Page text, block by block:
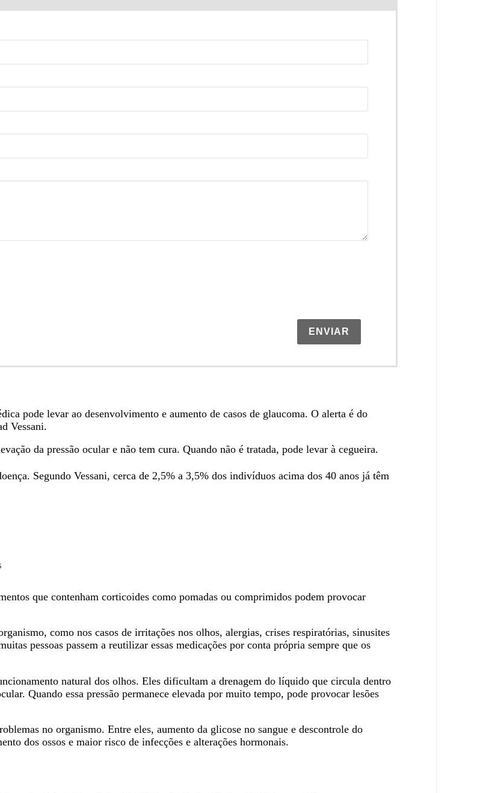
ENVIAR
pode levar ao desenvolvimento e aumento de casos de glaucoma. O alerta é do
Vessani.
da pressão ocular e não tem cura. Quando não é tratada, pode levar à cegueira.
Segundo Vessani, cerca de 2,5% a 3,5% dos indivíduos acima dos 40 anos já têm
que contenham corticoides como pomadas ou comprimidos podem provocar
como nos casos de irritações nos olhos, alergias, crises respiratórias, sinusites
pessoas passem a reutilizar essas medicações por conta própria sempre que os
natural dos olhos. Eles dificultam a drenagem do líquido que circula dentro
Quando essa pressão permanece elevada por muito tempo, pode provocar lesões
no organismo. Entre eles, aumento da glicose no sangue e descontrole do
dos ossos e maior risco de infecções e alterações hormonais.